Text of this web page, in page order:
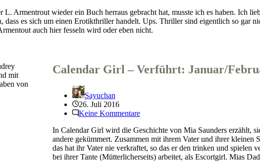
L. Armentrout wieder ein Buch herraus gebracht hat, musste ich es haben. Ich
dass es sich um einen Erotikthriller handelt. Ups. Thriller sind eigentlich so gar
auch hier fesseln wird oder eben nicht.
Calendar Girl – Verführt: Januar/
Sayuchan
26. Juli 2016
Keine Kommentare
In Calendar Girl wird die Geschichte von Mia Saunders erzählt,
andere gekümmert. Zusammen mit ihrem Vater und ihrer kleinen
das hat ihr Vater nie verkraftet, so das er den trinken und
bei ihrer Tante (Mütterlicherseits) arbeitet, als Escortgirl. Mias